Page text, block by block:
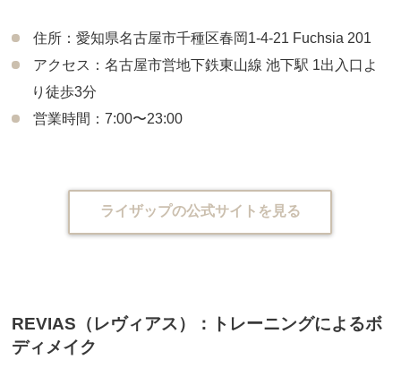
住所：愛知県名古屋市千種区春岡1-4-21 Fuchsia 201
アクセス：名古屋市営地下鉄東山線 池下駅 1出入口よ
り徒歩3分
営業時間：7:00〜23:00
ライザップの公式サイトを見る
REVIAS（レヴィアス）：トレーニングによるボ
ディメイク